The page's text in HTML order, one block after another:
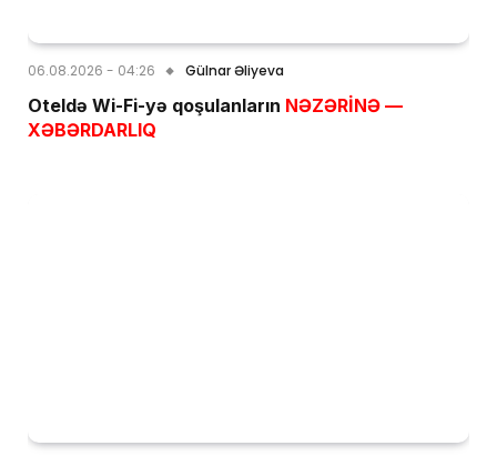
06.08.2026 - 04:26 Gülnar Əliyeva
Oteldə Wi-Fi-yə qoşulanların NƏZƏRİNƏ —
XƏBƏRDARLIQ